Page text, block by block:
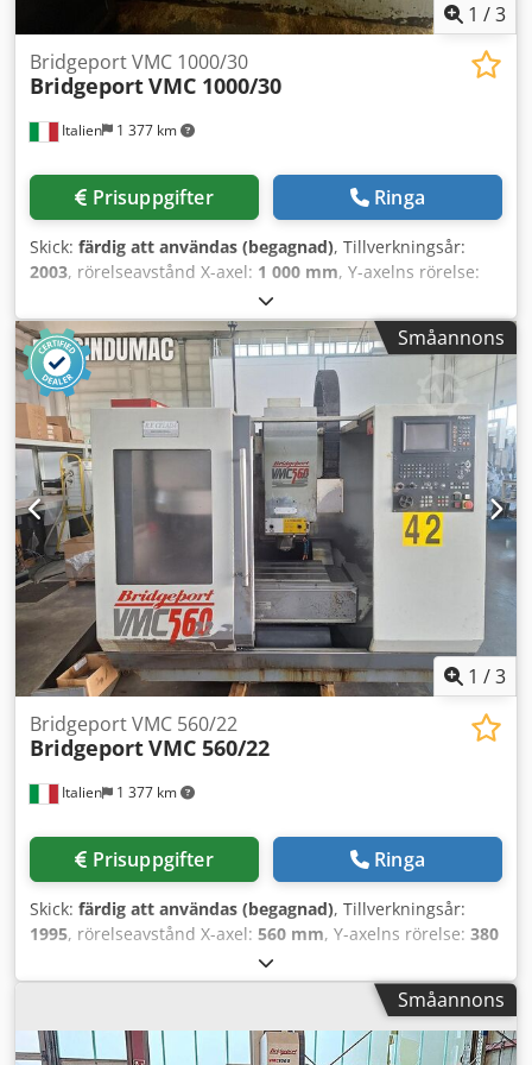
1 /3
Italien 1 377 km
Bridgeport VMC 1000/30
BridgeportVMC 1000/30
Prisuppgifter Ringa
Skick: färdig att användas (begagnad), Tillverkningsår:
2003, rörelseavstånd X-axel: 1 000 mm, Y-axelns rörelse:
, rörelseavstånd Z-axel:
HEIDENHAIN, kontrollermodell:426, spindelhastighet
(max):6 000 varv/min, antal axlar:4, Denna 4-axliga
Bridgeport VMC 1000/30 tillverkades år 2003. Den har ett
X-axelslag på 1000 mm, ett Y-axelslag på 300 mm och ett Z-
axelslag på 500 mm. Maskinen är utrustad med ett
verktygsmagasin för 30 verktyg och en BT40-
spindelhållare, vilket garanterar effektiv drift. Om du är
ute efter högkvalitativa bearbetningsmöjligheter bör du
överväga det vertikala bearbetningscentret Bridgeport
VMC 1000/30 som vi har till salu. Kontakta oss för mer
information. • Verktygskon: BT40 • Antal verktygsfack: 30 •
Spåntransportör: Komplett med spåntransportör
Dkodpfozkh I Uex Al Tsr
Småannons
1 /3
Italien 1 377 km
Bridgeport VMC 560/22
BridgeportVMC 560/22
Prisuppgifter Ringa
Skick: färdig att användas (begagnad), Tillverkningsår:
1995, rörelseavstånd X-axel: 560 mm, Y-axelns rörelse: 380
520 mm
HEIDENHAIN, spindelhastighet (max):6 000 varv/min,
, Denna 3-axliga
Bridgeport VMC 560/22 tillverkades 1995. Den har ett X-
axelslag på 560 mm, ett Y-axelslag på 380 mm och ett Z-
Småannons